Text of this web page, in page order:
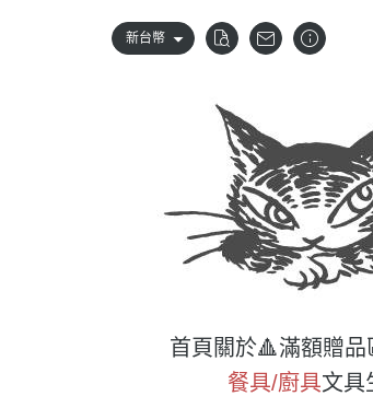
新台幣
首頁 關於🔺滿額贈品
餐具/廚具文具